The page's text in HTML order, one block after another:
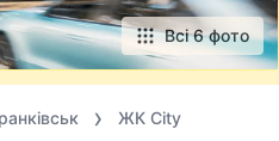
Всі 6 фото
ЖК City